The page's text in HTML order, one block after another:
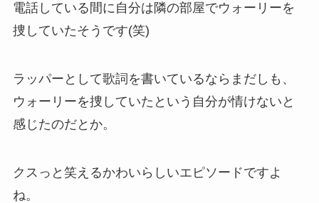
電話している間に自分は隣の部屋でウォーリーを
捜していたそうです(笑)
ラッパーとして歌詞を書いているならまだしも、
ウォーリーを捜していたという自分が情けないと
感じたのだとか。
クスっと笑えるかわいらしいエピソードですよ
ね。